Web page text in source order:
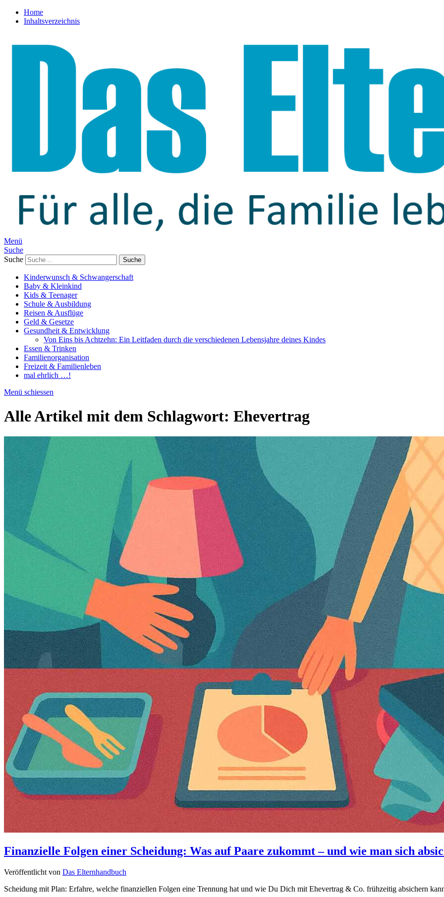
Home
Inhaltsverzeichnis
Menü
Suche
Suche
Kinderwunsch & Schwangerschaft
Baby & Kleinkind
Kids & Teenager
Schule & Ausbildung
Reisen & Ausflüge
Geld & Gesetze
Gesundheit & Entwicklung
Von Eins bis Achtzehn: Ein Leitfaden durch die verschiedenen Lebensjahre deines Kindes
Essen & Trinken
Familienorganisation
Freizeit & Familienleben
mal ehrlich …!
Menü schiessen
Alle Artikel mit dem Schlagwort: Ehevertrag
Finanzielle Folgen einer Scheidung: Was auf Paare zukommt – und wie man sich
Veröffentlicht von Das Elternhandbuch
Scheidung mit Plan: Erfahre, welche finanziellen Folgen eine Trennung hat und wie Du Dich mit Ehevertrag & Co. frühzeitig absichern